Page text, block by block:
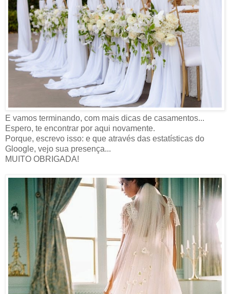
E vamos terminando, com mais dicas de casamentos...
Espero, te encontrar por aqui novamente.
Porque, escrevo isso: e que através das estatísticas do
Gloogle, vejo sua presença...
MUITO OBRIGADA!